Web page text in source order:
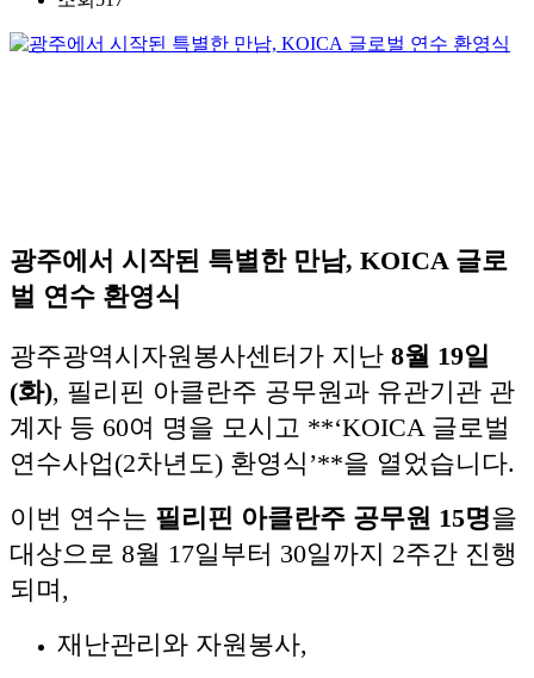
광주에서 시작된 특별한 만남, KOICA 글로
벌 연수 환영식
광주광역시자원봉사센터가 지난 8월 19일
(화), 필리핀 아클란주 공무원과 유관기관 관
계자 등 60여 명을 모시고 **‘KOICA 글로벌
연수사업(2차년도) 환영식’**을 열었습니다.
이번 연수는 필리핀 아클란주 공무원 15명을
대상으로 8월 17일부터 30일까지 2주간 진행
되며,
재난관리와 자원봉사,